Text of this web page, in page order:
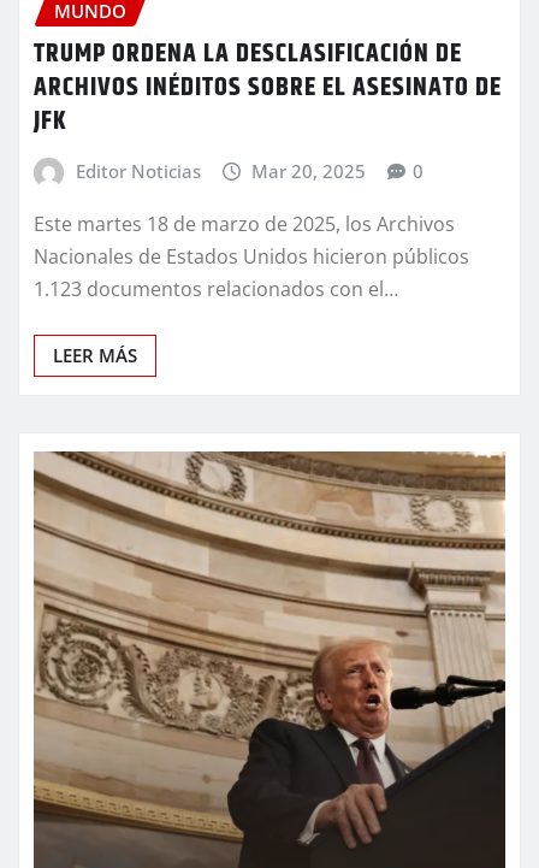
MUNDO
TRUMP ORDENA LA DESCLASIFICACIÓN DE
ARCHIVOS INÉDITOS SOBRE EL ASESINATO DE
JFK
Editor Noticias Mar 20, 2025 0
Este martes 18 de marzo de 2025, los Archivos
Nacionales de Estados Unidos hicieron públicos
1.123 documentos relacionados con el…
LEER MÁS